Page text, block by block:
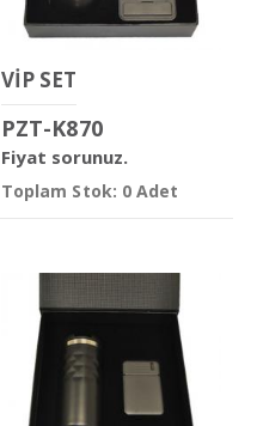
VİP SET
PZT-K870
Fiyat sorunuz.
Toplam Stok: 0 Adet